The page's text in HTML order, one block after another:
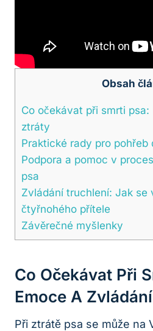
Obsah
Co očekávat při smrti
ztráty
Praktické rady pro pohřeb
Podpora a pomoc v
psa
Zvládání truchlení: Jak se
čtyřnohého přítele
Závěrečné myšlenky
Co Očekávat Při
Emoce A
Při ztrátě psa se může na